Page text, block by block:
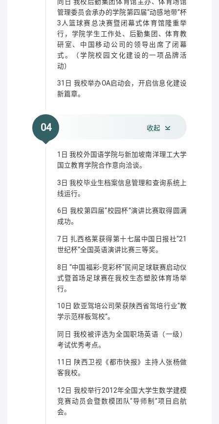
管理委员会承办的学院第四届“动感地带”杯
3人篮球赛总决赛暨闭幕式体育馆隆重举
行，学院学生工作处、后勤集团、体育教
研室、中国移动公司的领导出席了闭幕
式。（学院校园文化建设的一项品牌活
动）
31日 我校举办OA启动会，开启信息化建设
新篇章。
04 收起
1日 我校外国语学院与新加坡南洋理工大学
国立教育学院合作意向洽谈。
3日 我校毕业生档案信息管理和查询系统上
线运行。
6日 我校第四届“校园杯”演讲比赛取得圆满
成功。
7日 扎西格莱获得第十七届中国日报社“21
世纪杯”全国英语演讲比赛三等奖。
8日 “中国福彩-竞彩杯”民间足球联赛启动仪
式暨首场足球赛在我校生态塑胶体育场举
行。
10日 欧亚驾培公司荣获陕西省驾培行业“教
学示范样板驾校”。
同日 我校被评选为全国职场英语（一级）
考试优秀考点。
11日 陕西卫视《都市快报》主持人张杨做
客我校。
12日 我校举行2012年全国大学生数学建模
竞赛动员会暨数模团队“导师制”项目启航
会。